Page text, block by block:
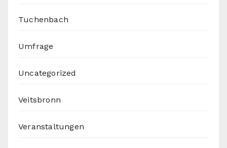
Tuchenbach
Umfrage
Uncategorized
Veitsbronn
Veranstaltungen